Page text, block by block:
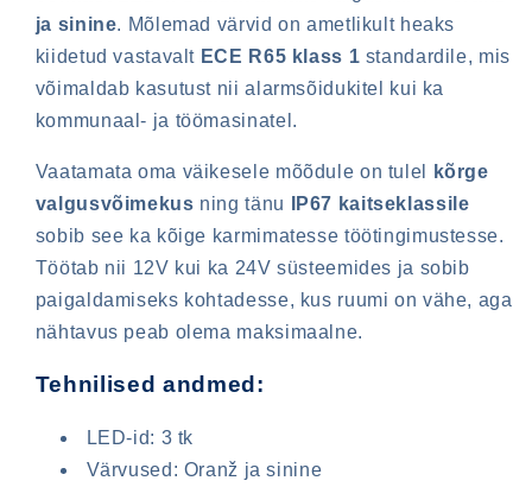
ja sinine. Mõlemad värvid on ametlikult heaks
kiidetud vastavalt ECE R65 klass 1 standardile, mis
võimaldab kasutust nii alarmsõidukitel kui ka
kommunaal- ja töömasinatel.
Vaatamata oma väikesele mõõdule on tulel
kõrge
valgusvõimekus ning tänu
IP67 kaitseklassile
sobib see ka kõige karmimatesse töötingimustesse.
Töötab nii 12V kui ka 24V süsteemides ja sobib
paigaldamiseks kohtadesse, kus ruumi on vähe, aga
nähtavus peab olema maksimaalne.
Tehnilised andmed:
LED-id: 3 tk
Värvused: Oranž ja sinine